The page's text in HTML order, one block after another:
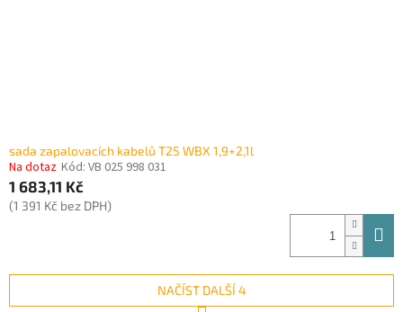
sada zapalovacích kabelů T25 WBX 1,9+2,1l
Na dotaz Kód: VB 025 998 031
1 683,11 Kč
(1 391 Kč bez DPH)
NAČÍST DALŠÍ 4